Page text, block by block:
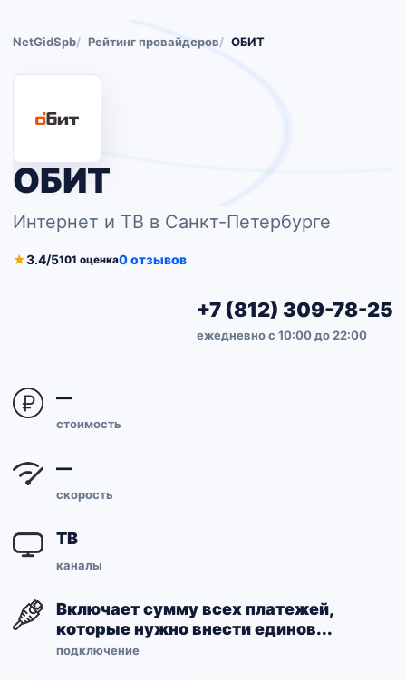
NetGidSpb Рейтинг провайдеров ОБИТ
ОБИТ
Интернет и ТВ в Санкт-Петербурге
★3.4/5101 оценка0 отзывов
+7 (812) 309-78-25
ежедневно с 10:00 до 22:00
—
стоимость
—
скорость
ТВ
каналы
Включает сумму всех платежей,
которые нужно внести единов...
подключение